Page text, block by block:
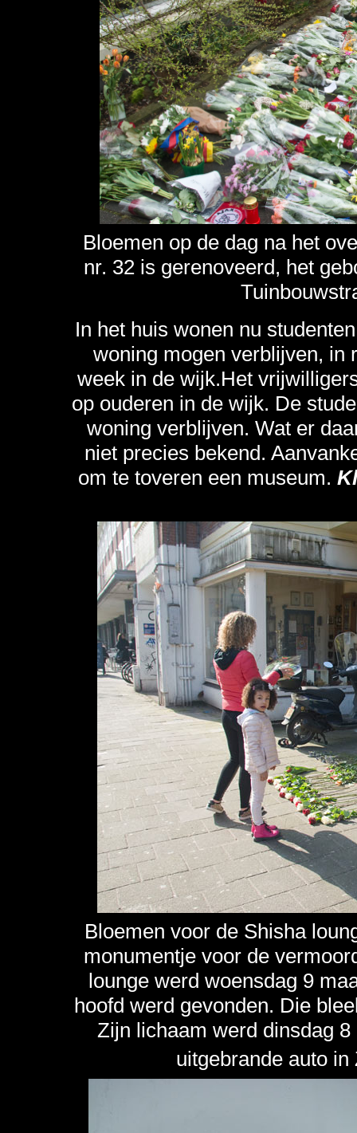
Bloemen op de dag na het
nr. 32 is gerenoveerd, het
In het huis wonen nu
woning mogen verblijven, in
week in de wijk.Het
op ouderen in de wijk. De
woning verblijven. Wat er
niet precies bekend.
om te toveren een museum.
Bloemen voor de Shisha
monumentje voor de
lounge werd woensdag 9
hoofd werd gevonden. Die
Zijn lichaam werd dinsdag
uitgebrande auto in